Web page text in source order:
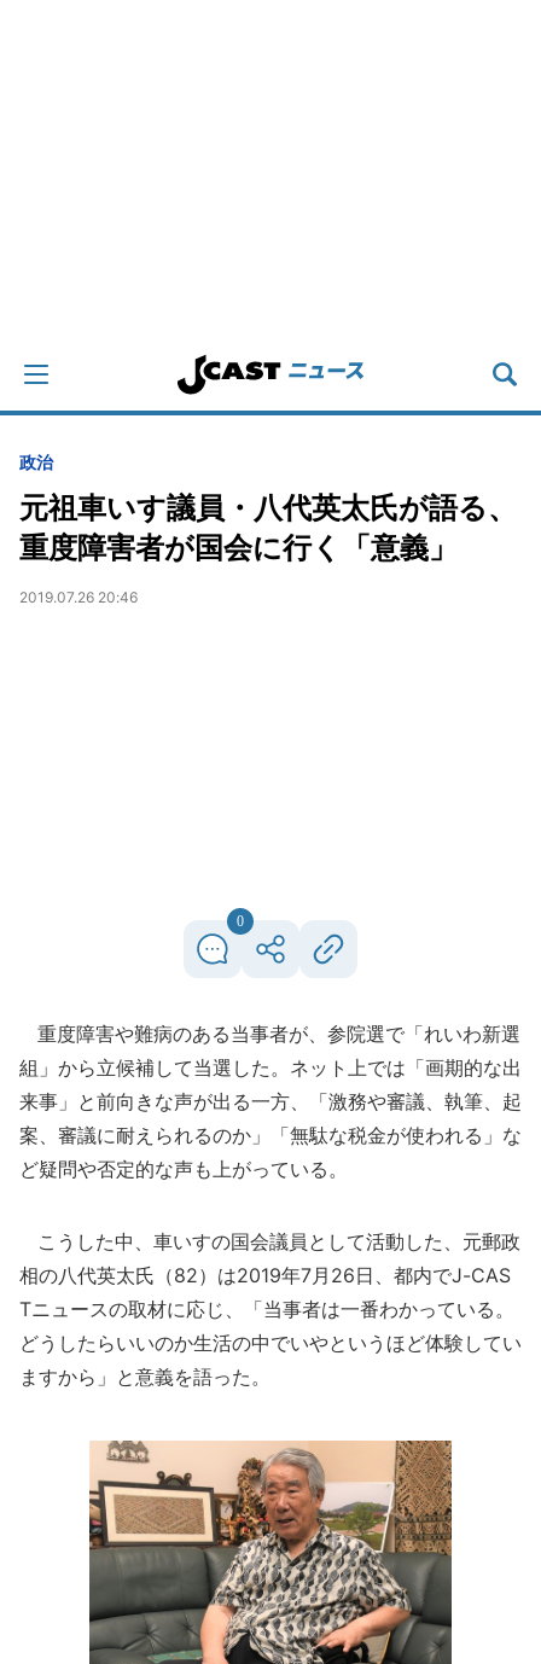
政治
元祖車いす議員・八代英太氏が語る、
重度障害者が国会に行く「意義」
2019.07.26 20:46
0
重度障害や難病のある当事者が、参院選で「れいわ新選
組」から立候補して当選した。ネット上では「画期的な出
来事」と前向きな声が出る一方、「激務や審議、執筆、起
案、審議に耐えられるのか」「無駄な税金が使われる」な
ど疑問や否定的な声も上がっている。
こうした中、車いすの国会議員として活動した、元郵政
相の八代英太氏（82）は2019年7月26日、都内でJ-CAS
Tニュースの取材に応じ、「当事者は一番わかっている。
どうしたらいいのか生活の中でいやというほど体験してい
ますから」と意義を語った。